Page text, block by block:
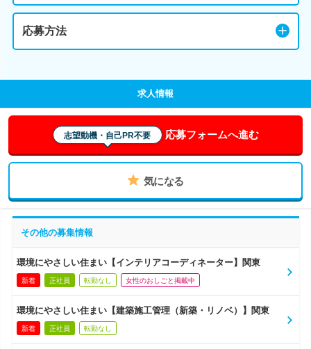
応募方法
求人情報
志望動機・自己PR不要 応募フォームへ進む
気になる
その他の募集情報
環境にやさしい住まい【インテリアコーディネーター】関東
新着 正社員 転勤なし 女性のおしごと掲載中
環境にやさしい住まい【建築施工管理（新築・リノベ）】関東
新着 正社員 転勤なし